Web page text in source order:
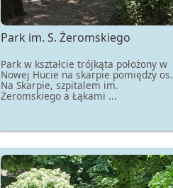
Park im. S. Żeromskiego
Park w kształcie trójkąta położony w
Nowej Hucie na skarpie pomiędzy os.
Na Skarpie, szpitalem im.
Żeromskiego a Łąkami ...